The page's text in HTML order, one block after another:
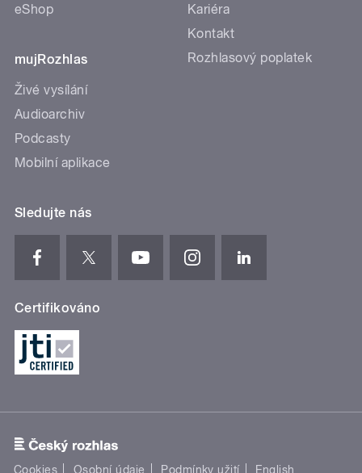
eShop
mujRozhlas
Živé vysílání
Audioarchiv
Podcasty
Mobilní aplikace
Kariéra
Kontakt
Rozhlasový poplatek
Sledujte nás
Certifikováno
Cookies Osobní údaje Podmínky užití English